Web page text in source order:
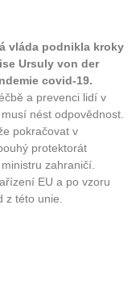
vláda podnikla kroky
Ursuly von der
covid-19.
a prevenci lidí v
nést odpovědnost.
pokračovat v
protektorát
zahraničí.
EU a po vzoru
z této unie.